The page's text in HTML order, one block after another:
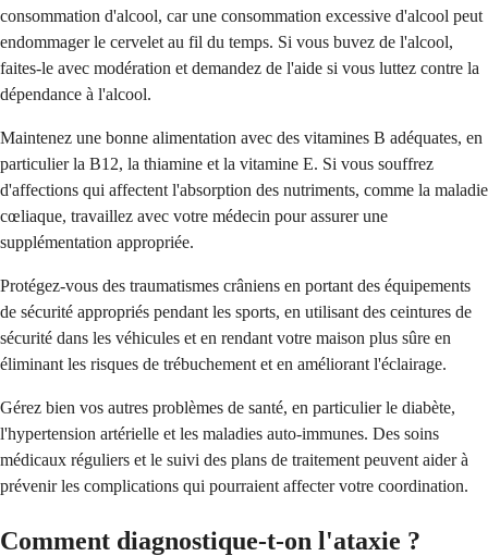
consommation d'alcool, car une consommation excessive d'alcool peut
endommager le cervelet au fil du temps. Si vous buvez de l'alcool,
faites-le avec modération et demandez de l'aide si vous luttez contre la
dépendance à l'alcool.
Maintenez une bonne alimentation avec des vitamines B adéquates, en
particulier la B12, la thiamine et la vitamine E. Si vous souffrez
d'affections qui affectent l'absorption des nutriments, comme la maladie
cœliaque, travaillez avec votre médecin pour assurer une
supplémentation appropriée.
Protégez-vous des traumatismes crâniens en portant des équipements
de sécurité appropriés pendant les sports, en utilisant des ceintures de
sécurité dans les véhicules et en rendant votre maison plus sûre en
éliminant les risques de trébuchement et en améliorant l'éclairage.
Gérez bien vos autres problèmes de santé, en particulier le diabète,
l'hypertension artérielle et les maladies auto-immunes. Des soins
médicaux réguliers et le suivi des plans de traitement peuvent aider à
prévenir les complications qui pourraient affecter votre coordination.
Comment diagnostique-t-on l'ataxie ?